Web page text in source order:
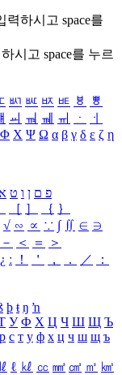
력하시고 space를
시고 space를 누르
ㅴ ㅵ ㅶ ㅷ ㅸ
ㅹ
ㆉ ㆊ ㆋ ㆌ ㆍ
ㆎ
Φ Χ Ψ Ω α β γ δ ε ζ η
פ ם ן ו ט
［ ］ ｛ ｝
√ ∽ ∝ ∵ ∫ ∬ ∈ ∋
－ ＜ ＝
＞
¿ ː ！ ＇ ， ． ／
：
þ ŧ ŋ ŉ
У Ф Х Ц Ч Ш Щ Ъ
р с т у ф х ц ч ш щ ъ
ℓ ㎘ ㏄ ㎣ ㎤ ㎥ ㎦